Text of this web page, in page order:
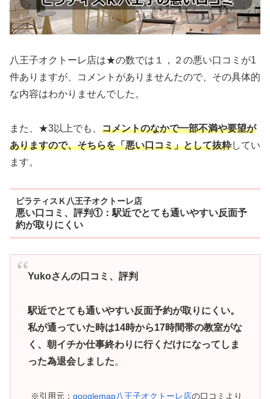
八王子オクトーレ店は★の数では１，２の悪い口コミが1
件ありますが、コメントがありませんたので、その具体的
な内容はわかりませんでした。
また、★3以上でも、 コメントのなかで一部不満や要望が
ありますので、そちらを「悪い口コミ」として抜粋してい
ます。
ピラティスＫ八王子オクトーレ店
悪い口コミ、評判①：駅近でとても通いやすい反面予
約が取りにくい
Yukoさんの口コミ、評判
駅近でとても通いやすい反面予約が取りにくい。
私が通っていた時は14時から17時間帯の教室がな
く、朝イチか仕事終わりに行くだけになってしま
った為退会しました。
※引用元：googlemap八王子オクトーレ店の口コミより